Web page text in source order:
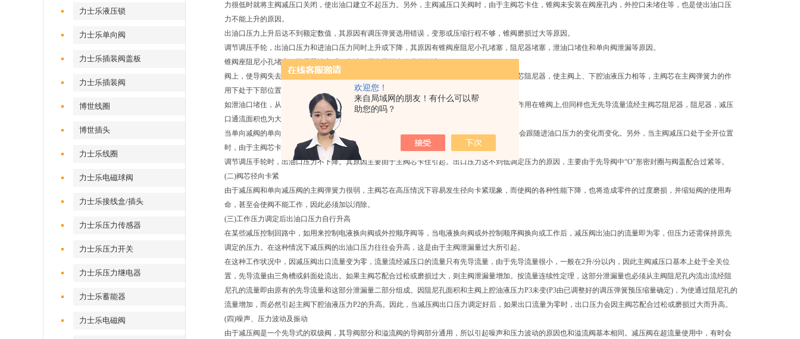
欢迎您！
来自局域网的朋友！有什么可以帮
助您的吗？
力士乐液压锁
力士乐单向阀
力士乐插装阀盖板
力士乐插装阀
博世线圈
博世插头
力士乐线圈
力士乐电磁球阀
力士乐接线盒/插头
力士乐压力传感器
力士乐压力开关
力士乐压力继电器
力士乐蓄能器
力士乐电磁阀
力很低时就将主阀减压口关闭，使出油口建立不起压力。另外，主阀减压口关阀时，由于主阀芯卡住，锥阀未安装在阀座孔内，外控口未堵住等，也是使出油口压
力不能上升的原因。
出油口压力上升后达不到额定数值，其原因有调压弹簧选用错误，变形或压缩行程不够，锥阀磨损过大等原因。
调节调压手轮，出油口压力和进油口压力同时上升或下降，其原因有锥阀座阻尼小孔堵塞，阻尼器堵塞，泄油口堵住和单向阀泄漏等原因。
锥阀座阻尼小孔堵塞，阻尼器堵塞后，出油口压力同样也传递不到锥
阀上，使导阀失去对主阀出油口压力调节作用。又因阻尼小孔堵塞后，使无先导流量流经主阀芯阻尼器，使主阀上、下腔油液压力相等，主阀芯在主阀弹簧力的作
用下处于下部位置，减压口通流面积为大，所以油口压力就随进油口压力的变化而变化。
如泄油口堵住，从原理上来说，等于锥阀座阻尼小孔堵塞，阻尼器堵塞。这时出油口压力虽能作用在锥阀上,但同样也无先导流量流经主阀芯阻尼器，阻尼器，减压
口通流面积也为大，故出油口压力也跟随进油口压力的变化而变化。
当单向减阀的单向阀部分泄漏严重时,进油压力就会通过泄漏处传递给出油口，使出油口压力也会跟随进油口压力的变化而变化。另外，当主阀减压口处于全开位置
时，由于主阀芯卡住，也是使出油口压力随进油口压力变化的原因。
调节调压手轮时，出油口压力不下降。其原因主要由于主阀芯卡住引起。出口压力达不到低调定压力的原因，主要由于先导阀中“O"形密封圈与阀盖配合过紧等。
(二)阀芯径向卡紧
由于减压阀和单向减压阀的主阀弹簧力很弱，主阀芯在高压情况下容易发生径向卡紧现象，而使阀的各种性能下降，也将造成零件的过度磨损，并缩短阀的使用寿
命，甚至会使阀不能工作，因此必须加以消除。
(三)工作压力调定后出油口压力自行升高
在某些减压控制回路中，如用来控制电液换向阀或外控顺序阀等，当电液换向阀或外控制顺序阀换向或工作后，减压阀出油口的流量即为零，但压力还需保持原先
调定的压力。在这种情况下减压阀的出油口压力往往会升高，这是由于主阀泄漏量过大所引起。
在这种工作状况中，因减压阀出口流量变为零，流量流经减压口的流量只有先导流量，由于先导流量很小，一般在2升/分以内，因此主阀减压口基本上处于全关位
置，先导流量由三角槽或斜面处流出。如果主阀芯配合过松或磨损过大，则主阀泄漏量增加。按流量连续性定理，这部分泄漏量也必须从主阀阻尼孔内流出流经阻
尼孔的流量即由原有的先导流量和这部分泄漏量二部分组成。因阻尼孔面积和主阀上腔油液压力P3未变(P3由已调整好的调压弹簧预压缩量确定)，为使通过阻尼孔的
流量增加，而必然引起主阀下腔油液压力P2的升高。因此，当减压阀出口压力调定好后，如果出口流量为零时，出口压力会因主阀芯配合过松或磨损过大而升高。
(四)噪声、压力波动及振动
由于减压阀是一个先导式的双级阀，其导阀部分和溢流阀的导阀部分通用，所以引起噪声和压力波动的原因也和溢流阀基本相同。减压阀在超流量使用中，有时会